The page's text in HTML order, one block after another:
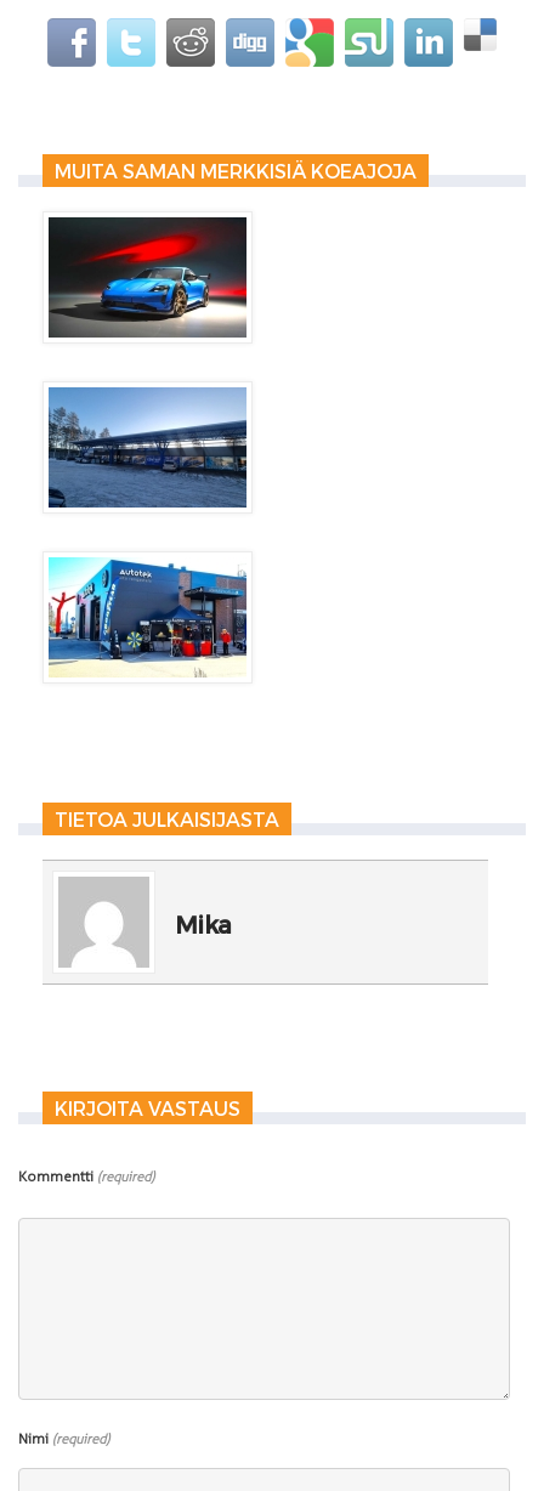
MUITA SAMAN MERKKISIÄ KOEAJOJA
TIETOA JULKAISIJASTA
Mika
KIRJOITA VASTAUS
Kommentti (required)
Nimi (required)